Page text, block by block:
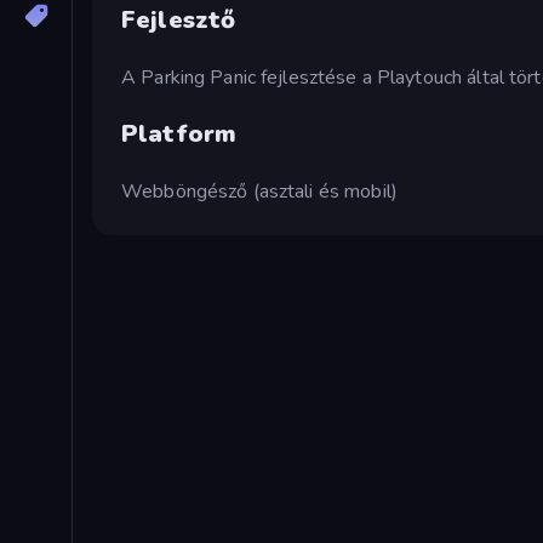
Fejlesztő
A Parking Panic fejlesztése a Playtouch által
Platform
Webböngésző (asztali és mobil)